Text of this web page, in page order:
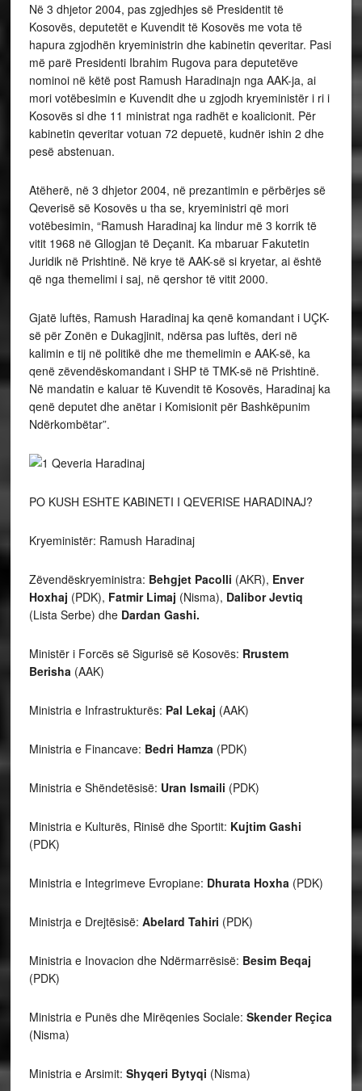
Në 3 dhjetor 2004, pas zgjedhjes së Presidentit të
Kosovës, deputetët e Kuvendit të Kosovës me vota të
hapura zgjodhën kryeministrin dhe kabinetin qeveritar. Pasi
më parë Presidenti Ibrahim Rugova para deputetëve
nominoi në këtë post Ramush Haradinajn nga AAK-ja, ai
mori votëbesimin e Kuvendit dhe u zgjodh kryeministër i ri i
Kosovës si dhe 11 ministrat nga radhët e koalicionit. Për
kabinetin qeveritar votuan 72 depuetë, kudnër ishin 2 dhe
pesë abstenuan.
Atëherë, në 3 dhjetor 2004, në prezantimin e përbërjes së
Qeverisë së Kosovës u tha se, kryeministri që mori
votëbesimin, “Ramush Haradinaj ka lindur më 3 korrik të
vitit 1968 në Gllogjan të Deçanit. Ka mbaruar Fakutetin
Juridik në Prishtinë. Në krye të AAK-së si kryetar, ai është
që nga themelimi i saj, në qershor të vitit 2000.
Gjatë luftës, Ramush Haradinaj ka qenë komandant i UÇK-
së për Zonën e Dukagjinit, ndërsa pas luftës, deri në
kalimin e tij në politikë dhe me themelimin e AAK-së, ka
qenë zëvendëskomandant i SHP të TMK-së në Prishtinë.
Në mandatin e kaluar të Kuvendit të Kosovës, Haradinaj ka
qenë deputet dhe anëtar i Komisionit për Bashkëpunim
Ndërkombëtar”.
PO KUSH ESHTE KABINETI I QEVERISE HARADINAJ?
Kryeministër: Ramush Haradinaj
Zëvendëskryeministra: Behgjet Pacolli (AKR), Enver
Hoxhaj (PDK), Fatmir Limaj (Nisma), Dalibor Jevtiq
(Lista Serbe) dhe Dardan Gashi.
Ministër i Forcës së Sigurisë së Kosovës: Rrustem
Berisha(AAK)
Ministria e Infrastrukturës: Pal Lekaj (AAK)
Ministria e Financave: Bedri Hamza(PDK)
Ministria e Shëndetësisë: Uran Ismaili (PDK)
Ministria e Kulturës, Rinisë dhe Sportit: Kujtim Gashi
(PDK)
Ministria e Integrimeve Evropiane: Dhurata Hoxha(PDK)
Ministrja e Drejtësisë: Abelard Tahiri (PDK)
Ministria e Inovacion dhe Ndërmarrësisë: Besim Beqaj
(PDK)
Ministria e Punës dhe Mirëqenies Sociale: Skender Reçica
(Nisma)
Ministria e Arsimit: Shyqeri Bytyqi (Nisma)